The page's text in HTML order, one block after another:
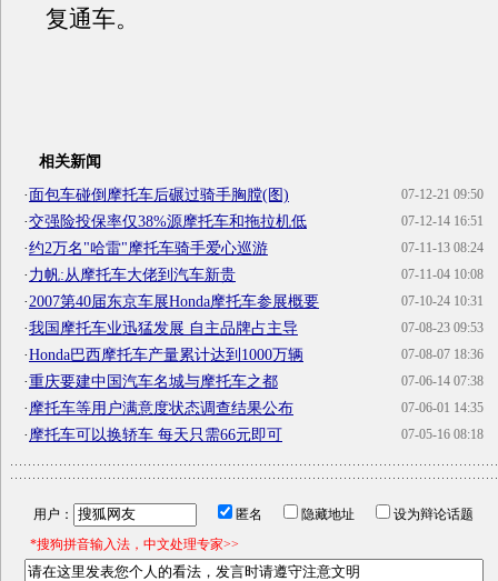
复通车。
相关新闻
07-12-21 09:50
·面包车碰倒摩托车后碾过骑手胸膛(图)
07-12-14 16:51
·交强险投保率仅38%源摩托车和拖拉机低
07-11-13 08:24
·约2万名"哈雷"摩托车骑手爱心巡游
07-11-04 10:08
·力帆:从摩托车大佬到汽车新贵
07-10-24 10:31
·2007第40届东京车展Honda摩托车参展概要
07-08-23 09:53
·我国摩托车业迅猛发展 自主品牌占主导
07-08-07 18:36
·Honda巴西摩托车产量累计达到1000万辆
07-06-14 07:38
·重庆要建中国汽车名城与摩托车之都
07-06-01 14:35
·摩托车等用户满意度状态调查结果公布
07-05-16 08:18
·摩托车可以换轿车 每天只需66元即可
用户： 匿名 隐藏地址
设为辩论话题
*搜狗拼音输入法，中文处理专家>>